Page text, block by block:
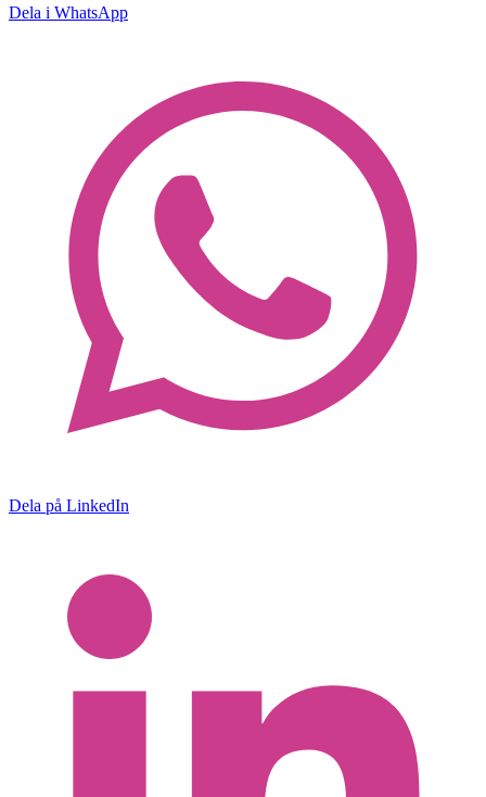
Dela i WhatsApp
Dela på LinkedIn